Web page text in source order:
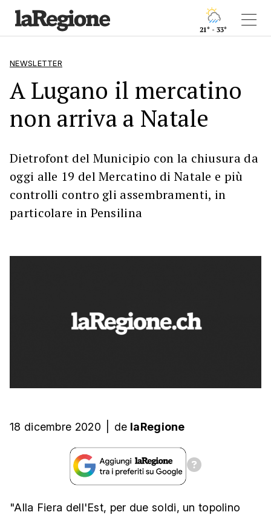
21° - 33°
NEWSLETTER
A Lugano il mercatino
non arriva a Natale
Dietrofont del Municipio con la chiusura da
oggi alle 19 del Mercatino di Natale e più
controlli contro gli assembramenti, in
particolare in Pensilina
18 dicembre 2020 de laRegione
"Alla Fiera dell'Est, per due soldi, un topolino